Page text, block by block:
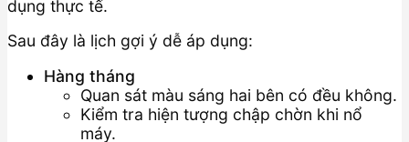
dụng thực tế.
Sau đây là lịch gợi ý dễ áp dụng:
Hàng tháng
Quan sát màu sáng hai bên có đều không.
Kiểm tra hiện tượng chập chờn khi nổ
máy.